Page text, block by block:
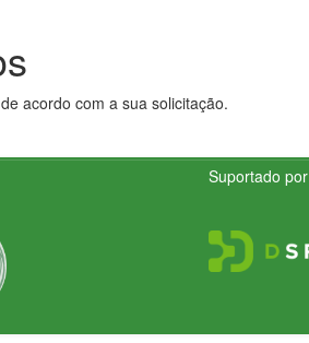
acordo com a sua solicitação.
Suportado por